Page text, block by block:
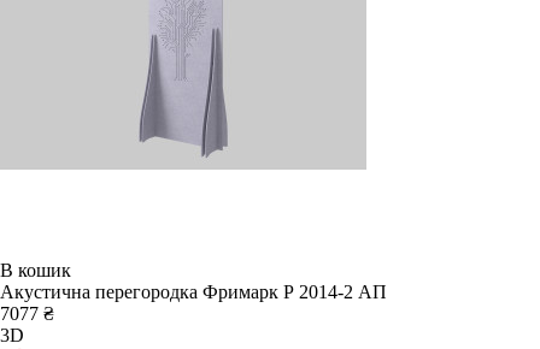
В кошик
Акустична перегородка Фримарк Р 2014-2 АП
7077 ₴
3D